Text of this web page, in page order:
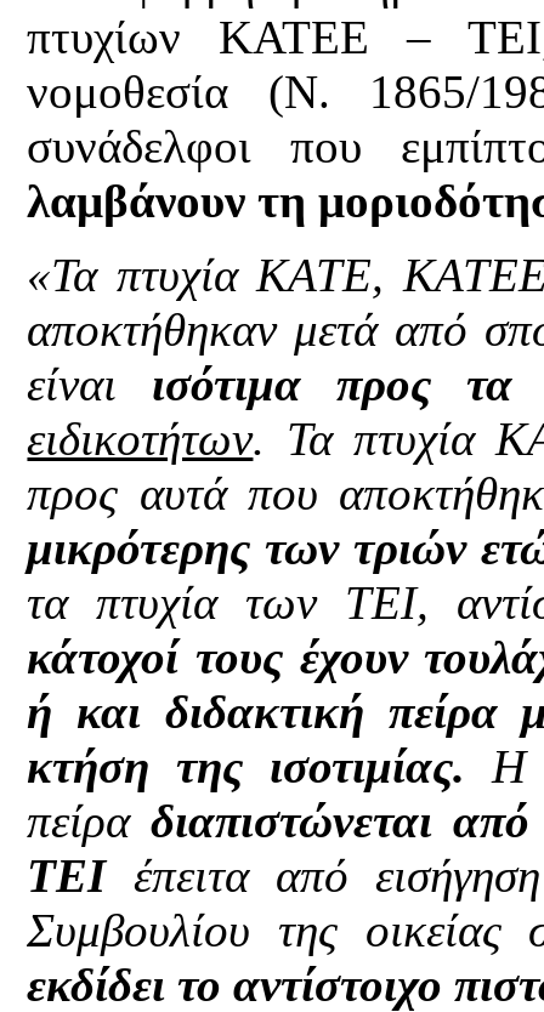
πτυχίων ΚΑΤΕΕ – ΤΕΙ,
νομοθεσία (Ν. 1865/
συνάδελφοι που
λαμβάνουν τη
«Τα πτυχία ΚΑΤΕ, ΚΑΤΕΕ
αποκτήθηκαν μετά από
είναι ισότιμα προς
ειδικοτήτων. Τα πτυχία
προς αυτά που
μικρότερης των τριών
τα πτυχία των ΤΕΙ,
κάτοχοί τους έχουν
ή και διδακτική
κτήση της ισοτιμίας. Η
πείραδιαπιστώνεται
ΤΕΙέπειτα από
Συμβουλίου της
εκδίδει το αντίστοιχο